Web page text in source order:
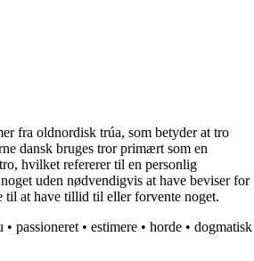
fra oldnordisk trúa, som betyder at tro
dansk bruges tror primært som en
hvilket refererer til en personlig
uden nødvendigvis at have beviser for
til at have tillid til eller forvente noget.
• passioneret • estimere • horde • dogmatisk